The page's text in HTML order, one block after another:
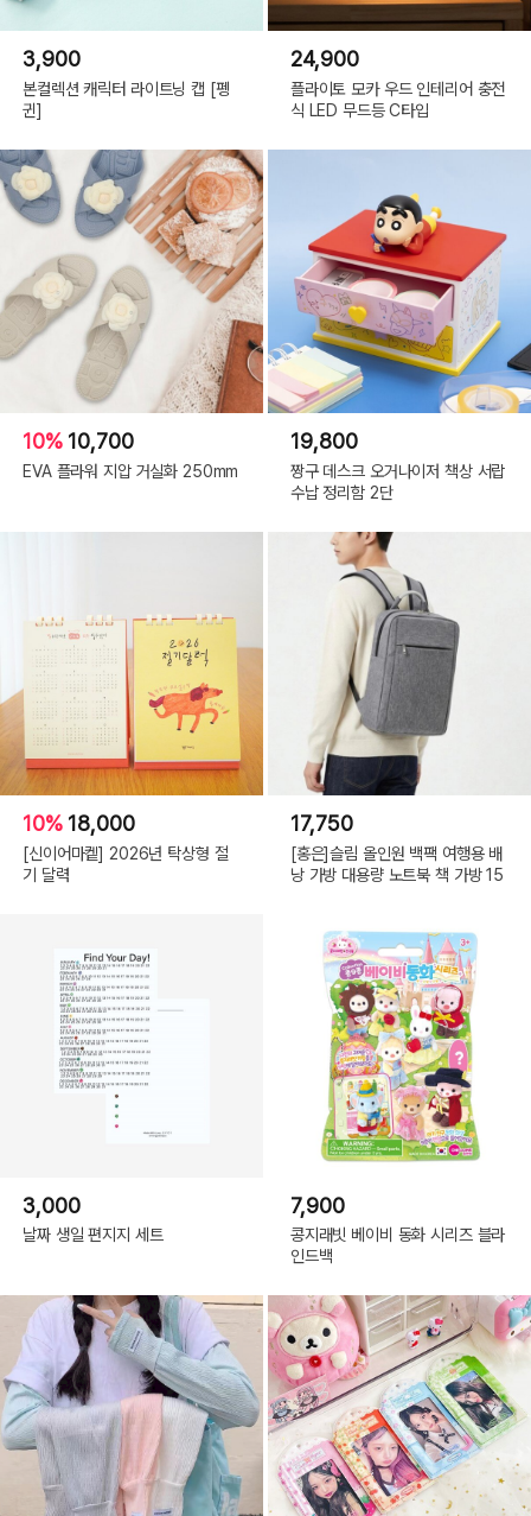
3,900
본컬렉션 캐릭터 라이트닝 캡 [펭
귄]
24,900
플라이토 모카 우드 인테리어 충전
식 LED 무드등 C타입
10% 10,700
EVA 플라워 지압 거실화 250mm
19,800
짱구 데스크 오거나이저 책상 서랍
수납 정리함 2단
10% 18,000
[신이어마켙] 2026년 탁상형 절
기 달력
17,750
[홍은]슬림 올인원 백팩 여행용 배
낭 가방 대용량 노트북 책 가방 15
3,000
날짜 생일 편지지 세트
7,900
콩지래빗 베이비 동화 시리즈 블라
인드백